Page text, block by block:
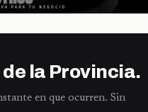
de la Provincia.
en que ocurren. Sin